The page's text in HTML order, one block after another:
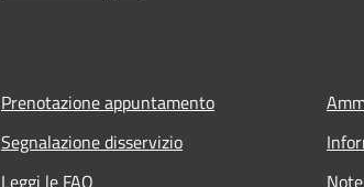
Prenotazione appuntamento
Segnalazione disservizio
Leggi le FAQ